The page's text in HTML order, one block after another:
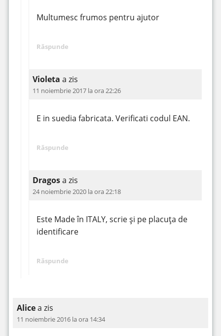
Multumesc frumos pentru ajutor
Răspunde
Violeta a zis
11 noiembrie 2017 la ora 22:26
E in suedia fabricata. Verificati codul EAN.
Răspunde
Dragosa zis
24 noiembrie 2020 la ora 22:18
Este Made în ITALY, scrie și pe placuța de
identificare
Răspunde
Alicea zis
11 noiembrie 2016 la ora 14:34